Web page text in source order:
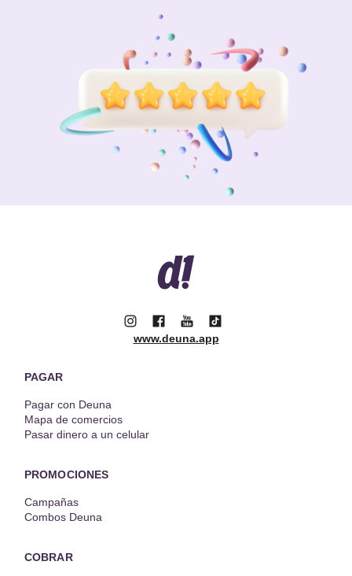
www.deuna.app
PAGAR
Pagar con Deuna
Mapa de comercios
Pasar dinero a un celular
PROMOCIONES
Campañas
Combos Deuna
COBRAR